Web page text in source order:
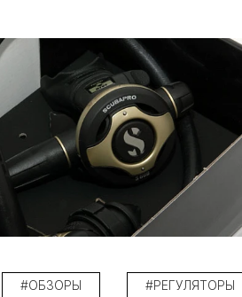
#ОБЗОРЫ #РЕГУЛЯТОРЫ